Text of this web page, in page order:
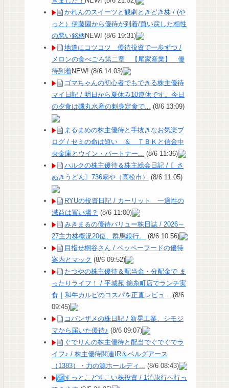
かれんのスイーツと観劇ときどき株 / (や
っと）伊藤園から優待が到着/買い戻した相性
の悪い銘柄NEW! (8/6 19:31)
地道にコツコツ 優待投資で一歩ずつ /
メロンの食べごろ第二章 【尾家産業】 優
待到着NEW! (8/6 14:03)
ゴマちゃんの初心者でもできる株主優待
マイ日記 / 明日から夏休み10連休です。今日
の夕食は磯丸水産の刺身定食で...
(8/6 13:09)
まるまめの株主優待と手抜きなお気楽ブ
ログ / セミの命は短い ＆ ＴＢＫと信金中
央金庫とウイン・パートナー...
(8/6 11:36)
ハルクの株主優待＆株主総会日記 / 〘さ
ぬきうどん〙736扇や（高松市）
(8/6 11:05)
RYUの投資日記 / カーリット 一過性の
減益は買い場？ (8/6 11:00)
みきまるの優待バリュー株日誌 / 2026～
27主力株概況20位、群馬銀行。
(8/6 10:56)
目指せ桐谷さん / ペッペーフードの優待
案内とマック (8/6 09:52)
たつやの株主優待＆配当金・分配金で ま
ったりライフ！ / 平城苑 錦糸町店でランチ実
食｜和牛カルビのコスパを正直レビュ...
(8/6
09:45)
コバンザメの株日記 / 新晃工業、シモジ
マから届いた優待♪ (8/6 09:07)
ぐでりんの株主優待と配当でぐでぐでラ
イフ♪ / 株主優待関連IR＆ベルグアース
（1383）・力の源ホールディ...
(8/6 08:43)
すっとこどすこい株投資 / 1泊旅行へ行っ